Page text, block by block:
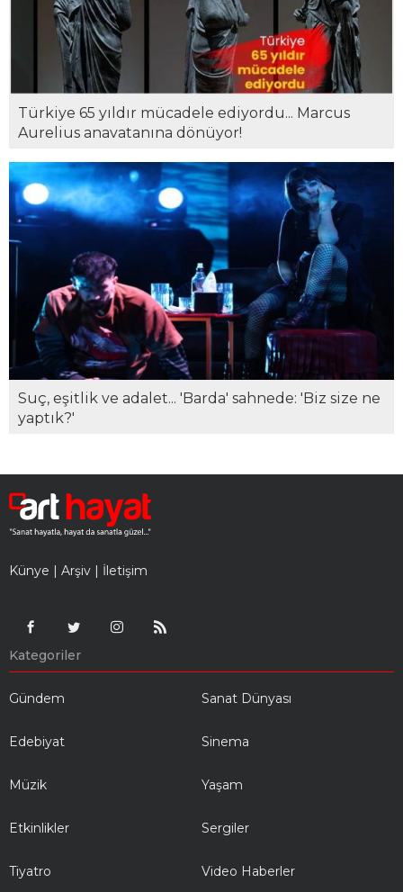
Türkiye 65 yıldır mücadele ediyordu... Marcus
Aurelius anavatanına dönüyor!
Suç, eşitlik ve adalet... 'Barda' sahnede: 'Biz size ne
yaptık?'
Künye | Arşiv | İletişim
Kategoriler
Gündem Sanat Dünyası
Edebiyat Sinema
Müzik Yaşam
Etkinlikler Sergiler
Tiyatro Video Haberler